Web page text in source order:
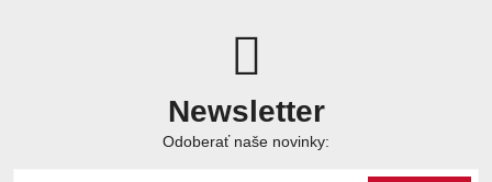
Newsletter
Odoberať naše novinky: